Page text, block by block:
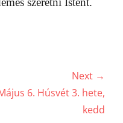
Next →
6. Húsvét 3. hete,
kedd